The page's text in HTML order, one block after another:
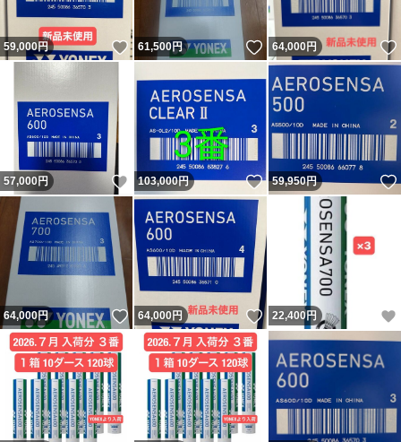
59,000円 いいね！
61,500円 いいね！
64,000円
57,000円 いいね！
103,000円 いいね！
59,950円
64,000円 いいね！
64,000円 いいね！
22,400円